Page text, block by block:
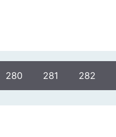
280 281 282